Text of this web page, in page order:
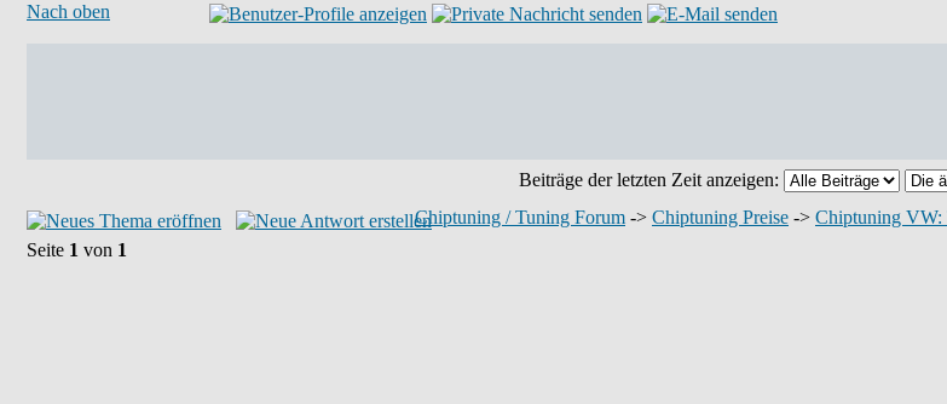
Nach oben
Beiträge der letzten Zeit anzeigen:
Chiptuning / Tuning Forum -> Chiptuning Preise -> Chiptuning VW:
Seite 1 von 1